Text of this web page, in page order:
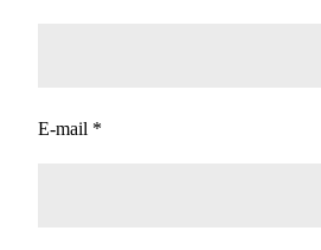
E-mail *